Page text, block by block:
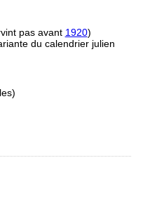
pas avant 1920)
du calendrier julien